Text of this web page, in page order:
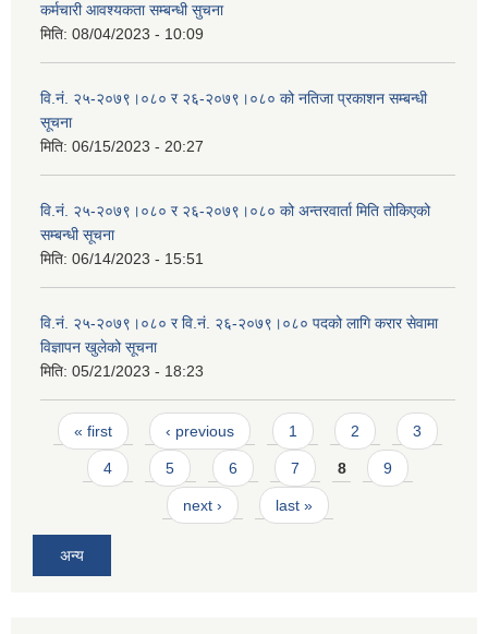
कर्मचारी आवश्यकता सम्बन्धी सुचना
मिति: 08/04/2023 - 10:09
वि.नं. २५-२०७९।०८० र २६-२०७९।०८० को नतिजा प्रकाशन सम्बन्धी
सूचना
मिति: 06/15/2023 - 20:27
वि.नं. २५-२०७९।०८० र २६-२०७९।०८० को अन्तरवार्ता मिति तोकिएको
सम्बन्धी सूचना
मिति: 06/14/2023 - 15:51
वि.नं. २५-२०७९।०८० र वि.नं. २६-२०७९।०८० पदको लागि करार सेवामा
विज्ञापन खुलेको सूचना
मिति: 05/21/2023 - 18:23
Pages
« first ‹ previous 1 2 3
4 5 6 7 8 9
next › last »
अन्य